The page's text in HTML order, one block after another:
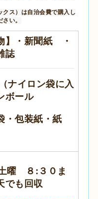
クス）は自治会費で購入し
い。
】・新聞紙 ・
誌
ナイロン袋に入
ボール
・包装紙・紙
曜 ８:３０ま
でも回収